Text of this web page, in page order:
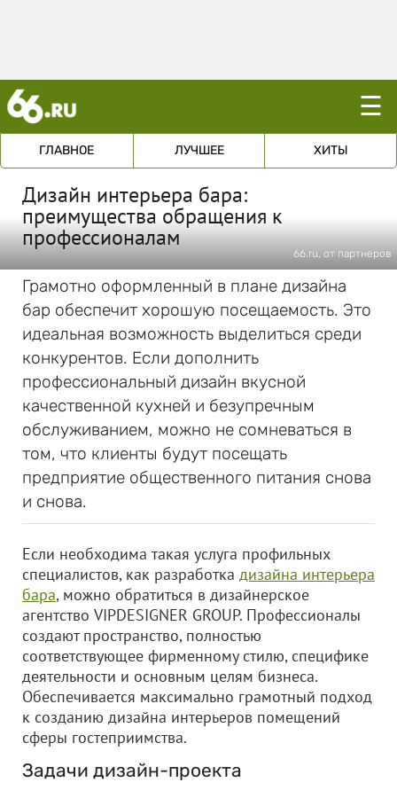
☰
ГЛАВНОЕ ЛУЧШЕЕ ХИТЫ
Дизайн интерьера бара:
преимущества обращения к
профессионалам
66.ru, от партнеров
Грамотно оформленный в плане дизайна
бар обеспечит хорошую посещаемость. Это
идеальная возможность выделиться среди
конкурентов. Если дополнить
профессиональный дизайн вкусной
качественной кухней и безупречным
обслуживанием, можно не сомневаться в
том, что клиенты будут посещать
предприятие общественного питания снова
и снова.
Если необходима такая услуга профильных
специалистов, как разработка дизайна интерьера
бара, можно обратиться в дизайнерское
агентство VIPDESIGNER GROUP. Профессионалы
создают пространство, полностью
соответствующее фирменному стилю, специфике
деятельности и основным целям бизнеса.
Обеспечивается максимально грамотный подход
к созданию дизайна интерьеров помещений
сферы гостеприимства.
Задачи дизайн-проекта